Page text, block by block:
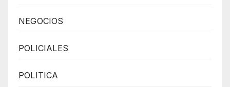
NEGOCIOS
POLICIALES
POLITICA